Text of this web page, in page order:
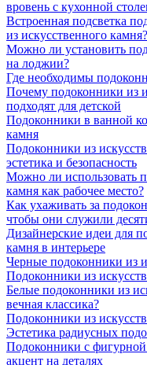
вровень с кухонной
Встроенная подсветка
из искусственного камня?
Можно ли установить
на лоджии?
Где необходимы
Почему подоконники из
подходят для детской
Подоконники в ванной
камня
Подоконники из
эстетика и безопасность
Можно ли использовать
камня как рабочее место?
Как ухаживать за
чтобы они служили
Дизайнерские идеи для
камня в интерьере
Черные подоконники из
Подоконники из
Белые подоконники из
вечная классика?
Подоконники из
Эстетика радиусных
Подоконники с фигурной
акцент на деталях